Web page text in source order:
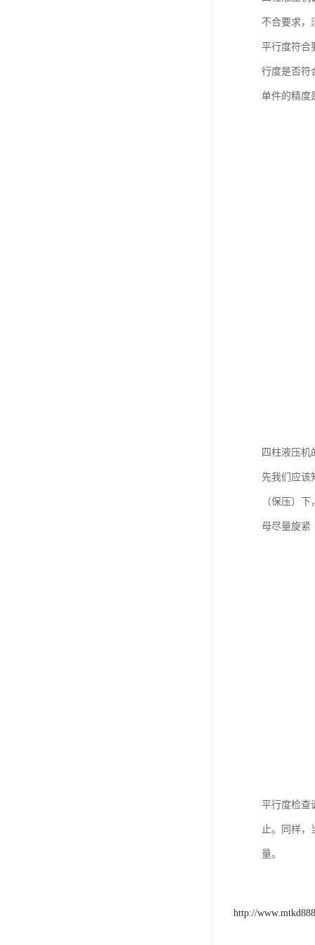
不合要求，
平行度符合
行度是否符
单件的精度
四柱液压机
先我们应该
（保压）
母尽量旋紧
平行度检查
止。同样，
量。
http://